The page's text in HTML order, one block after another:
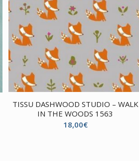
TISSU DASHWOOD STUDIO – WALK
IN THE WOODS 1563
18,00€